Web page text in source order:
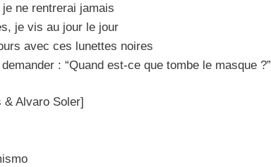
ne rentrerai jamais
je vis au jour le jour
avec ces lunettes noires
: “Quand est-ce que tombe le masque ?”
Alvaro Soler]